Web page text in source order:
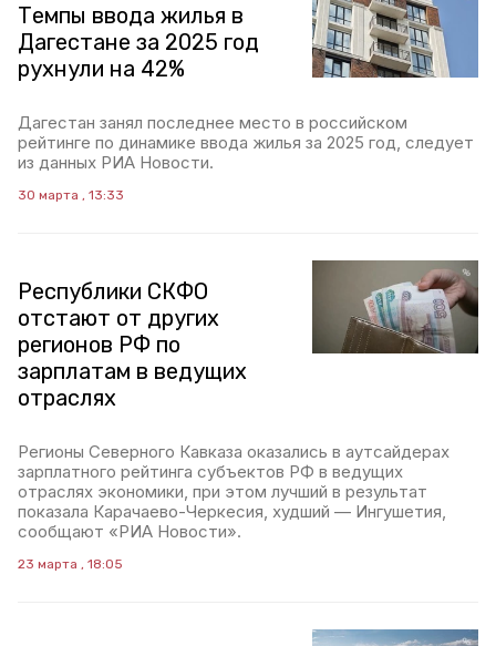
Темпы ввода жилья в
Дагестане за 2025 год
рухнули на 42%
Дагестан занял последнее место в российском
рейтинге по динамике ввода жилья за 2025 год, следует
из данных РИА Новости.
30 марта , 13:33
Республики СКФО
отстают от других
регионов РФ по
зарплатам в ведущих
отраслях
Регионы Северного Кавказа оказались в аутсайдерах
зарплатного рейтинга субъектов РФ в ведущих
отраслях экономики, при этом лучший в результат
показала Карачаево-Черкесия, худший — Ингушетия,
сообщают «РИА Новости».
23 марта , 18:05